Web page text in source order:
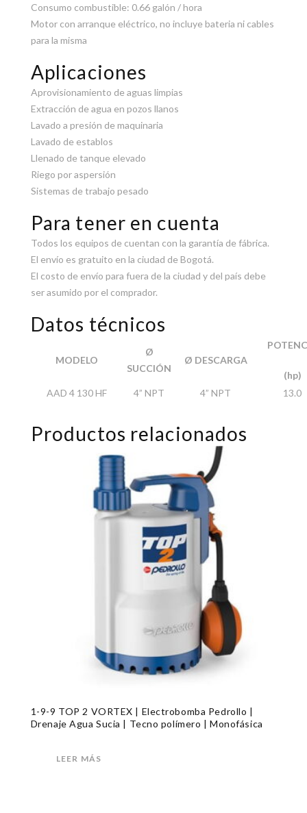
Consumo combustible: 0.66 galón / hora
Motor con arranque eléctrico, no incluye bateria ni cables
para la misma
Aplicaciones
Aprovisionamiento de aguas limpias
Extracción de agua en pozos llanos
Lavado a presión de maquinaria
Lavado de establos
Llenado de tanque elevado
Riego por aspersión
Sistemas de trabajo pesado
Para tener en cuenta
Todos los equipos de cuentan con la garantía de fábrica.
El envío es gratuito en la ciudad de Bogotá.
El costo de envío para fuera de la ciudad y del país debe
ser asumido por el comprador.
Datos técnicos
MODELO
Ø
SUCCIÓN
Ø DESCARGA
(hp)
AAD 4 130 HF
4” NPT 4” NPT 13.0
Productos relacionados
1-9-9 TOP 2 VORTEX | Electrobomba Pedrollo |
Drenaje Agua Sucia | Tecno polímero | Monofásica
LEER MÁS